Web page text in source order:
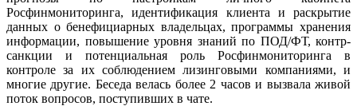
Росфинмониторинга, идентификация клиента и раскрытие
данных о бенефициарных владельцах, программы хранения
информации, повышение уровня знаний по ПОД/ФТ, контр-
санкции и потенциальная роль Росфинмониторинга в
контроле за их соблюдением лизинговыми компаниями, и
многие другие. Беседа велась более 2 часов и вызвала живой
поток вопросов, поступивших в чате.